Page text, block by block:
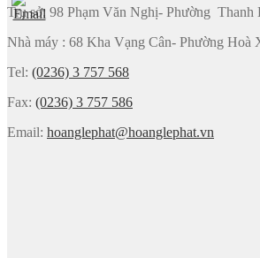
Trụ sở: 98 Phạm Văn Nghị- Phường
Nhà máy : 68 Kha Vạng Cân- Phường Hoà
Tel: (0236) 3 757 568
Fax: (0236) 3 757 586
Email: hoanglephat@hoanglephat.vn